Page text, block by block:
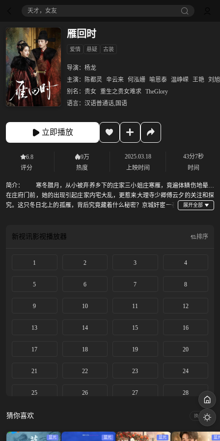
天才，女友
雁回时
爱情 悬疑 古装
导演： 杨龙
主演：
陈都灵 辛云来 何泓姗 喻恩泰 温峥嵘 王艳 刘
别名： 贵女 重生之贵女难求 TheGlory
语言： 汉语普通话,国语
立即播放
6.8
评分
9万
热度
2025.03.18
上映时间
43分7秒
时间
简介：
寒冬腊月，从小被弃养乡下的庄家三小姐庄寒雁，竟遍体鳞伤地晕倒
在庄府门前，她的出现引起庄家内宅大乱，更惹来大理寺少卿傅云夕的关注和探
究。这只冬日北上的孤雁，背后究竟藏着什么秘密？京城奸宦一夜
新视讯影视播放器 排序
1 2 3 4
5 6 7 8
9 10 11 12
13 14 15 16
17 18 19 20
21 22 23 24
25 26 27 28
29
猜你喜欢 换一换
蓝光 蓝光 蓝光 蓝